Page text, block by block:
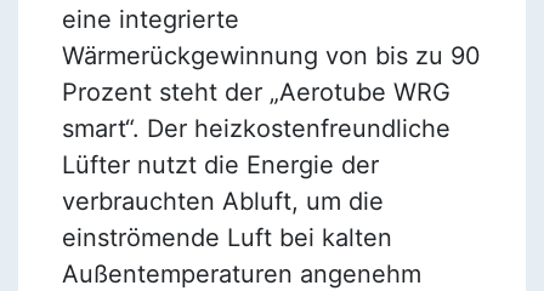
eine integrierte
Wärmerückgewinnung von bis zu 90
Prozent steht der „Aerotube WRG
smart“. Der heizkostenfreundliche
Lüfter nutzt die Energie der
verbrauchten Abluft, um die
einströmende Luft bei kalten
Außentemperaturen angenehm